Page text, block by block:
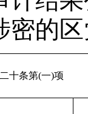
密的
十条第(一)项